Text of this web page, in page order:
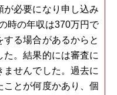
が必要になり申し込み
時の年収は370万円で
する場合があるからと
。結果的には審査に
せんでした。過去に
ことが何度かあり、個